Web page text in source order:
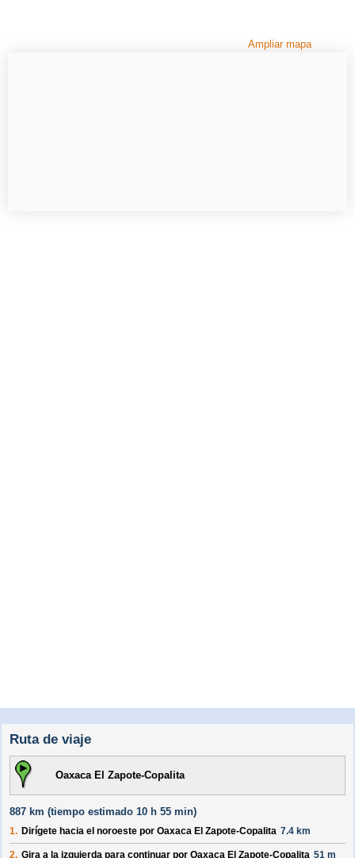
Ampliar mapa
Ruta de viaje
Oaxaca El Zapote-Copalita
887 km (tiempo estimado 10 h 55 min)
1. Dirígete hacia el noroeste por Oaxaca El Zapote-Copalita 7.4 km
2. Gira a la izquierda para continuar por Oaxaca El Zapote-Copalita 51 m